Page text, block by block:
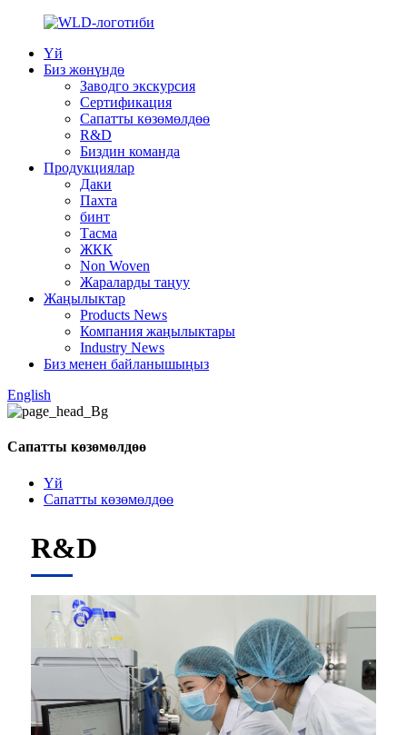
Үй
Биз жөнүндө
Заводго экскурсия
Сертификация
Сапатты көзөмөлдөө
R&D
Биздин команда
Продукциялар
Даки
Пахта
бинт
Тасма
ЖКК
Non Woven
Жараларды таңуу
Жаңылыктар
Products News
Компания жаңылыктары
Industry News
Биз менен байланышыңыз
English
Сапатты көзөмөлдөө
Үй
Сапатты көзөмөлдөө
R&D